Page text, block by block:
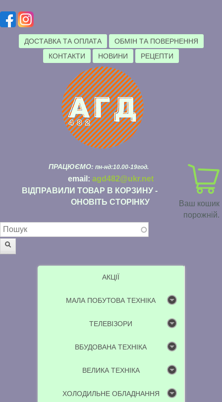
ДОСТАВКА ТА ОПЛАТА
ОБМІН ТА ПОВЕРНЕННЯ
КОНТАКТИ
НОВИНИ РЕЦЕПТИ
Ваш кошик
порожній.
ПРАЦЮЄМО: пн-нд:10.00-19год.
email: agd482@ukr.net
ВІДПРАВИЛИ ТОВАР В КОРЗИНУ -
ОНОВІТЬ СТОРІНКУ
Пошукова форма
АКЦІЇ
МАЛА ПОБУТОВА ТЕХНІКА
ТЕЛЕВІЗОРИ
ВБУДОВАНА ТЕХНІКА
ВЕЛИКА ТЕХНІКА
ХОЛОДИЛЬНЕ ОБЛАДНАННЯ